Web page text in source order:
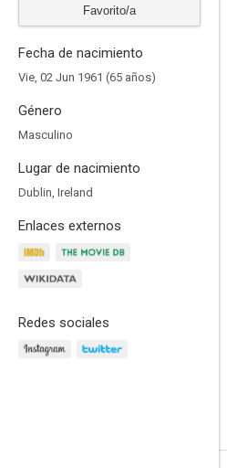
Favorito/a
Fecha de nacimiento
Vie, 02 Jun 1961 (65 años)
Género
Masculino
Lugar de nacimiento
Dublin, Ireland
Enlaces externos
Redes sociales